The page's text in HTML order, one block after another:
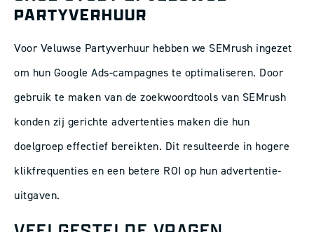
PARTYVERHUUR
Voor Veluwse Partyverhuur hebben we SEMrush ingezet
om hun Google Ads-campagnes te optimaliseren. Door
gebruik te maken van de zoekwoordtools van SEMrush
konden zij gerichte advertenties maken die hun
doelgroep effectief bereikten. Dit resulteerde in hogere
klikfrequenties en een betere ROI op hun advertentie-
uitgaven.